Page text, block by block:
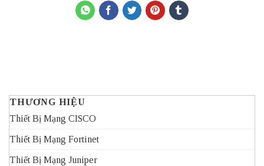
THƯƠNG HIỆU
Thiết Bị Mạng CISCO
Thiết Bị Mạng Fortinet
Thiết Bị Mạng Juniper